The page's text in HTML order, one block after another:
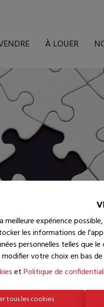
meilleure expérience
les informations de
personnelles telles que
votre choix en bas
etPolitique de
tous les cookies
À LOUER